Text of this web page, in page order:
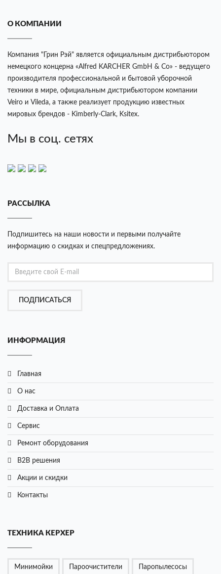
О КОМПАНИИ
Компания "Грин Рэй" является официальным дистрибьютором
немецкого концерна «Alfred KARCHER GmbH & Co» - ведущего
производителя профессиональной и бытовой уборочной
техники в мире, официальным дистрибьютором компании
Veiro и Vileda, а также реализует продукцию известных
мировых брендов - Kimberly-Clark, Ksitex.
Мы в соц. сетях
РАССЫЛКА
Подпишитесь на наши новости и первыми получайте
информацию о скидках и спецпредложениях.
ПОДПИСАТЬСЯ
ИНФОРМАЦИЯ
Главная
О нас
Доставка и Оплата
Сервис
Ремонт оборудования
B2B решения
Акции и cкидки
Контакты
ТЕХНИКА КЕРХЕР
Минимойки Пароочистители Паропылесосы